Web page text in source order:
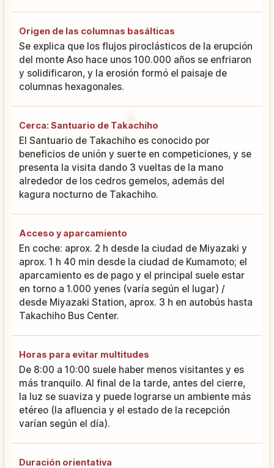
Origen de las columnas basálticas
Se explica que los flujos piroclásticos de la erupción
del monte Aso hace unos 100.000 años se enfriaron
y solidificaron, y la erosión formó el paisaje de
columnas hexagonales.
Cerca: Santuario de Takachiho
El Santuario de Takachiho es conocido por
beneficios de unión y suerte en competiciones, y se
presenta la visita dando 3 vueltas de la mano
alrededor de los cedros gemelos, además del
kagura nocturno de Takachiho.
Acceso y aparcamiento
En coche: aprox. 2 h desde la ciudad de Miyazaki y
aprox. 1 h 40 min desde la ciudad de Kumamoto; el
aparcamiento es de pago y el principal suele estar
en torno a 1.000 yenes (varía según el lugar) /
desde Miyazaki Station, aprox. 3 h en autobús hasta
Takachiho Bus Center.
Horas para evitar multitudes
De 8:00 a 10:00 suele haber menos visitantes y es
más tranquilo. Al final de la tarde, antes del cierre,
la luz se suaviza y puede lograrse un ambiente más
etéreo (la afluencia y el estado de la recepción
varían según el día).
Duración orientativa